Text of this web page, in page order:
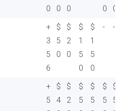
0 0 0 0
0
+
3
5
6
$
5
0
$
2
0
$
1
5
0
$
1
5
0
- -
+
5
$
4
$
2
$
5
$
5
$
5
$
5